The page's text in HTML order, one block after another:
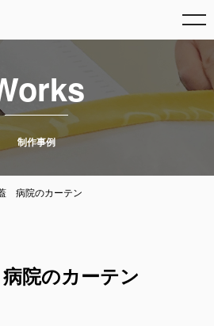
制作事例
病院のカーテン
院のカーテン